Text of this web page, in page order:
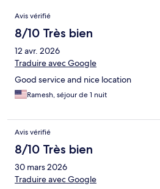
Avis
Avis vérifié
8/10 Très bien
12 avr. 2026
Traduire avec Google
Good service and nice location
Ramesh, séjour de 1 nuit
Avis vérifié
8/10 Très bien
30 mars 2026
Traduire avec Google